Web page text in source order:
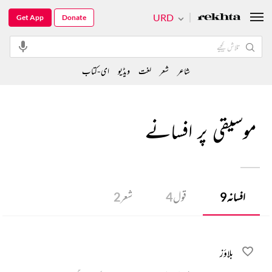
موسیقی پر افسانے
افسانہ9 قول4 شعر2
بلاؤز
URD
Get App Donate
شاعر شعر لغت ویڈیو ای-کتاب